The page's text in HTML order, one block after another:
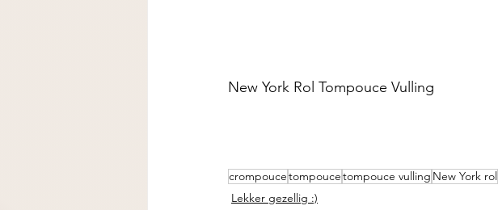
New York Rol Tompouce Vulling
crompoucetompoucetompouce vulling New York rol
Lekker gezellig :)